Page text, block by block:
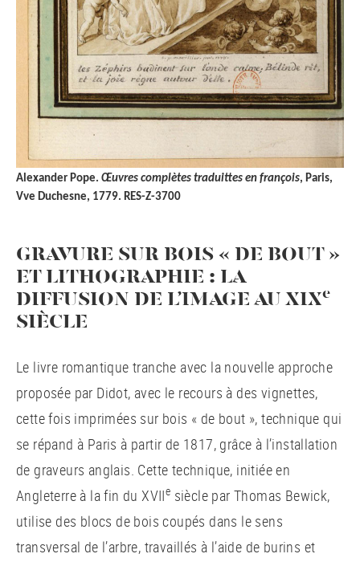
Alexander Pope. Œuvres complètes traduittes en françois, Paris,
Vve Duchesne, 1779. RES-Z-3700
GRAVURE SUR BOIS « DE BOUT »
ET LITHOGRAPHIE : LA
DIFFUSION DE L’IMAGE AU XIXe
SIÈCLE
Le livre romantique tranche avec la nouvelle approche
proposée par Didot, avec le recours à des vignettes,
cette fois imprimées sur bois « de bout », technique qui
se répand à Paris à partir de 1817, grâce à l’installation
de graveurs anglais. Cette technique, initiée en
Angleterre à la fin du XVIIe siècle par Thomas Bewick,
utilise des blocs de bois coupés dans le sens
transversal de l’arbre, travaillés à l’aide de burins et